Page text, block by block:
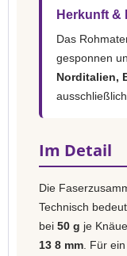
Herkunft &
Das
gesponnen
Norditalien,
Im Detail
Die
Technisch
bei 50 g je
13 8 mm . Für